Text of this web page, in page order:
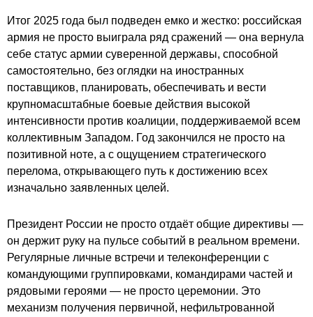
Итог 2025 года был подведен емко и жестко: российская
армия не просто выиграла ряд сражений — она вернула
себе статус армии суверенной державы, способной
самостоятельно, без оглядки на иностранных
поставщиков, планировать, обеспечивать и вести
крупномасштабные боевые действия высокой
интенсивности против коалиции, поддерживаемой всем
коллективным Западом. Год закончился не просто на
позитивной ноте, а с ощущением стратегического
перелома, открывающего путь к достижению всех
изначально заявленных целей.
Президент России не просто отдаёт общие директивы —
он держит руку на пульсе событий в реальном времени.
Регулярные личные встречи и телеконференции с
командующими группировками, командирами частей и
рядовыми героями — не просто церемонии. Это
механизм получения первичной, нефильтрованной